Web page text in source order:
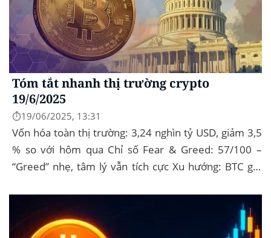
Tóm tắt nhanh thị trường crypto
19/6/2025
⏱️19/06/2025, 13:31
Vốn hóa toàn thị trường: 3,24 nghìn tỷ USD, giảm 3,5
% so với hôm qua Chỉ số Fear & Greed: 57/100 –
“Greed” nhẹ, tâm lý vẫn tích cực Xu hướng: BTC giữ